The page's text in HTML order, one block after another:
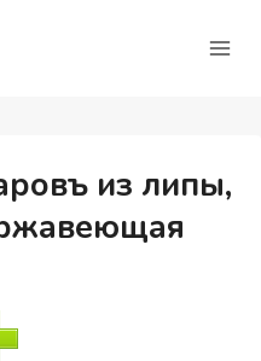
из липы,